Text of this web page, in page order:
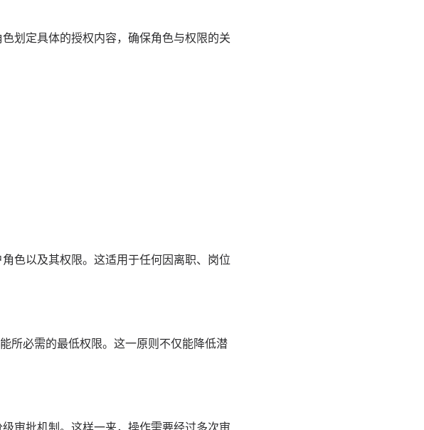
划定具体的授权内容，确保角色与权限的关
色以及其权限。这适用于任何因离职、岗位
所必需的最低权限。这一原则不仅能降低潜
审批机制。这样一来，操作需要经过多次审